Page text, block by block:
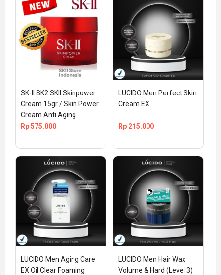
SK-II SK2 SKII Skinpower
Cream 15gr / Skin Power
Cream Anti Aging
Rp575.000
LUCIDO Men Perfect Skin
Cream EX
Rp 215.000
LUCIDO Men Aging Care
EX Oil Clear Foaming
LUCIDO Men Hair Wax
Volume & Hard (Level 3)